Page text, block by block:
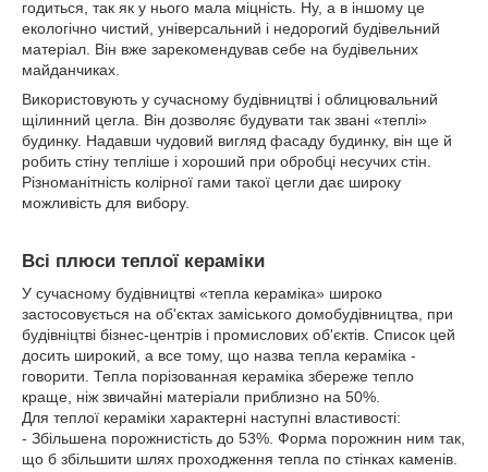
годиться, так як у нього мала міцність. Ну, а в іншому це
екологічно чистий, універсальний і недорогий будівельний
матеріал. Він вже зарекомендував себе на будівельних
майданчиках.
Використовують у сучасному будівництві і облицювальний
щілинний цегла. Він дозволяє будувати так звані «теплі»
будинку. Надавши чудовий вигляд фасаду будинку, він ще й
робить стіну тепліше і хороший при обробці несучих стін.
Різноманітність колірної гами такої цегли дає широку
можливість для вибору.
Всі плюси теплої кераміки
У сучасному будівництві «тепла кераміка» широко
застосовується на об'єктах заміського домобудівництва, при
будівніцтві бізнес-центрів і промислових об'єктів. Список цей
досить широкий, а все тому, що назва тепла кераміка -
говорити. Тепла порізованная кераміка збереже тепло
краще, ніж звичайні матеріали приблизно на 50%.
Для теплої кераміки характерні наступні властивості:
- Збільшена порожнистість до 53%. Форма порожнин ним так,
що б збільшити шлях проходження тепла по стінках каменів.